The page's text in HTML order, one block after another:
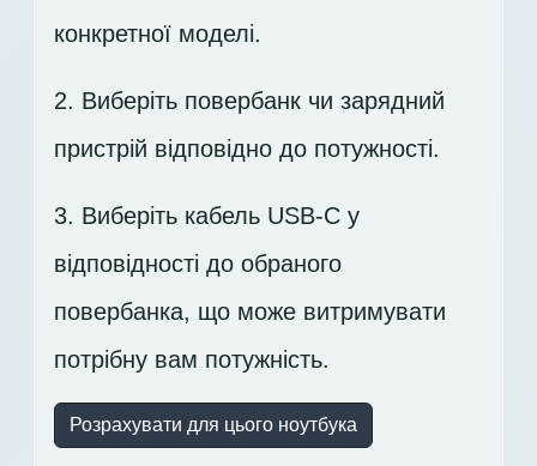
конкретної моделі.
2. Виберіть повербанк чи зарядний
пристрій відповідно до потужності.
3. Виберіть кабель USB-C у
відповідності до обраного
повербанка, що може витримувати
потрібну вам потужність.
Розрахувати для цього ноутбука